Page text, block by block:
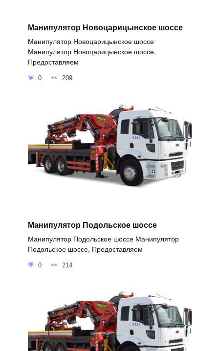
Манипулятор Новоцарицынское шоссе
Манипулятор Новоцарицынское шоссе
Манипулятор Новоцарицынское шоссе,
Предоставляем
0 209
Манипулятор Подольское шоссе
Манипулятор Подольское шоссе Манипулятор
Подольское шоссе, Предоставляем
0 214